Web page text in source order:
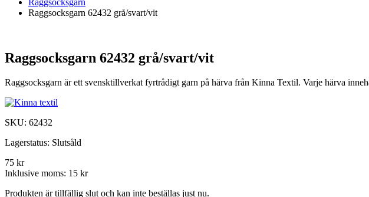
Raggsocksgarn 62432 grå/svart/vit
Raggsocksgarn 62432 grå/svart/vit
Raggsocksgarn är ett svensktillverkat fyrtrådigt garn på härva från Kinna Textil. Varje härva
SKU: 62432
Lagerstatus: Slutsåld
75 kr
Inklusive moms: 15 kr
Produkten är tillfällig slut och kan inte beställas just nu.